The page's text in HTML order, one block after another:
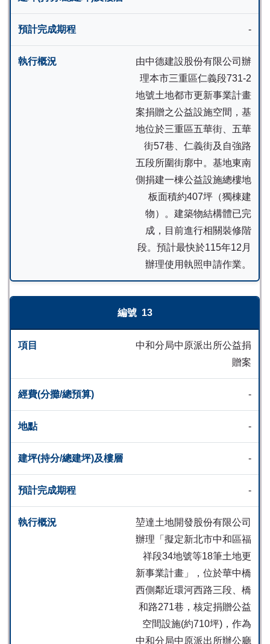
-
由中德建設股份有限公司辦
理本市三重區仁義段731-2
地號土地都市更新事業計畫
案捐贈之公益設施空間，基
地位於三重區五華街、五華
街57巷、仁義街及自強路
五段所圍街廓中。基地東南
側捐建一棟公益設施總樓地
板面積約407坪（獨棟建
物）。建築物結構體已完
成，目前進行相關裝修階
段。預計最快於115年12月
辦理使用執照申請作業。
13
中和分局中原派出所公益捐
贈案
-
-
-
-
堃達土地開發股份有限公司
辦理「擬定新北市中和區福
祥段34地號等18筆土地更
新事業計畫」，位於華中橋
西側鄰近環河西路三段、橋
和路271巷，核定捐贈公益
空間設施(約710坪)，作為
中和分局中原派出所辦公廳